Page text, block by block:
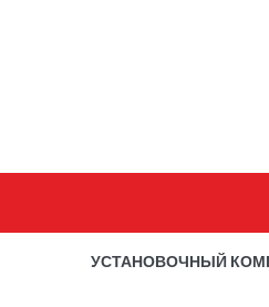
УСТАНОВОЧНЫЙ